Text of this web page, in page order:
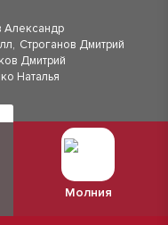
Александр
, Строганов Дмитрий
Дмитрий
Наталья
Молния